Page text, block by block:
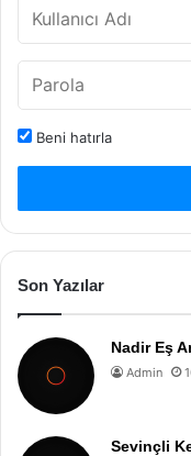
Beni hatırla
Son Yazılar
Nadir Eş
Admin
Sevinçli